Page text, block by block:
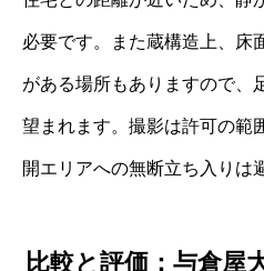
必要です。また蔵構造上、床
がある場所もありますので、
望まれます。撮影は許可の範
開エリアへの無断立ち入りは
比較と評価：与倉屋